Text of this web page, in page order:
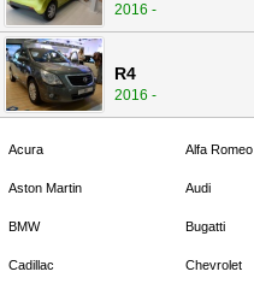
2016 -
R4
2016 -
Acura Alfa Romeo
Aston Martin Audi
BMW Bugatti
Cadillac Chevrolet